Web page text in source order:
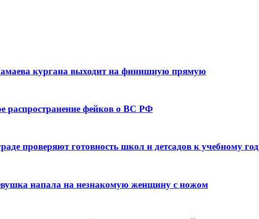
кургана выходит на финишную прямую
распространение фейков о ВС РФ
проверяют готовность школ и детсадов к учебному
напала на незнакомую женщину с ножом